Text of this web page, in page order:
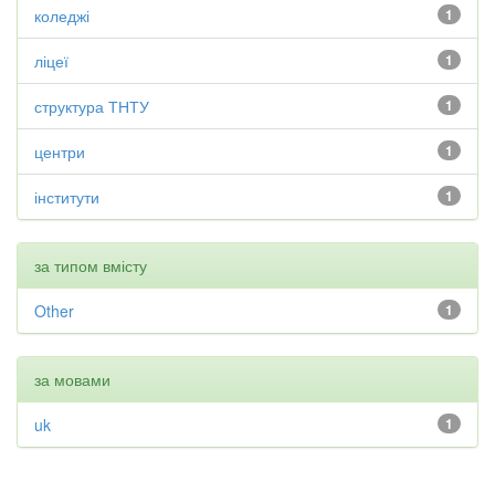
1
коледжі
1
ліцеї
1
структура ТНТУ
1
центри
1
інститути
за типом вмісту
1
Other
за мовами
1
uk